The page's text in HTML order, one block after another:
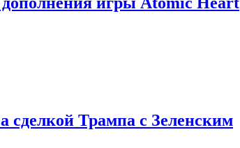
сделкой Трампа с Зеленским